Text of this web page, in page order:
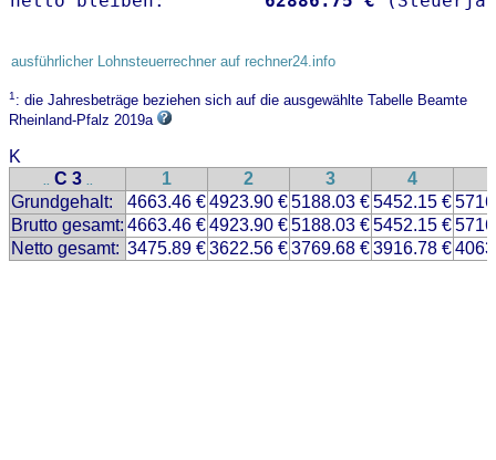
ausführlicher Lohnsteuerrechner auf rechner24.info
1: die Jahresbeträge beziehen sich auf die ausgewählte Tabelle Beamte
Rheinland-Pfalz 2019a
K
.. C 3 .. 1 2 3 4
Grundgehalt:
4663.46 €4923.90 €5188.03 €5452.15 €
Brutto gesamt: 4663.46 €4923.90 €5188.03 €5452.15 €
Netto gesamt: 3475.89 €3622.56 €3769.68 €3916.78 €